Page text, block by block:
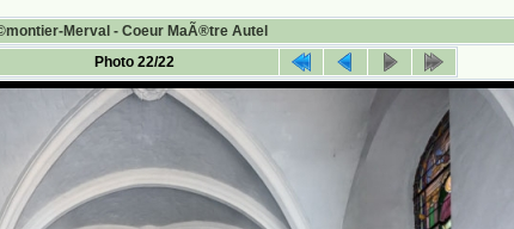
Merval - Coeur MaÃ®tre Autel
Photo 22/22